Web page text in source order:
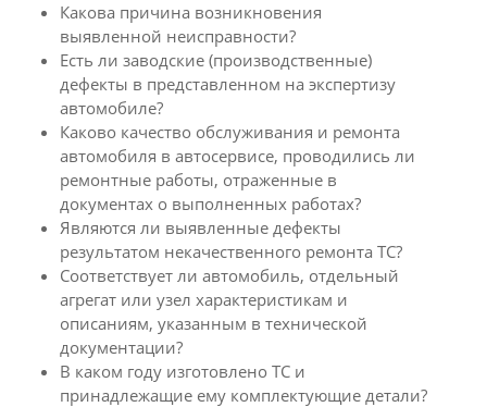
Какова причина возникновения
выявленной неисправности?
Есть ли заводские (производственные)
дефекты в представленном на экспертизу
автомобиле?
Каково качество обслуживания и ремонта
автомобиля в автосервисе, проводились ли
ремонтные работы, отраженные в
документах о выполненных работах?
Являются ли выявленные дефекты
результатом некачественного ремонта ТС?
Соответствует ли автомобиль, отдельный
агрегат или узел характеристикам и
описаниям, указанным в технической
документации?
В каком году изготовлено ТС и
принадлежащие ему комплектующие детали?